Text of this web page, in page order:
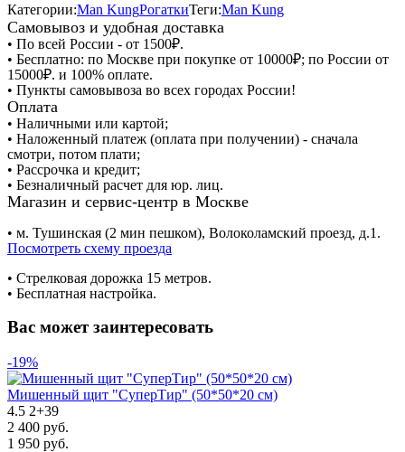
Категории:Man KungРогаткиТеги:Man Kung
Самовывоз и удобная доставка
• По всей России - от 1500₽.
• Бесплатно: по Москве при покупке от 10000₽; по России от
15000₽. и 100% оплате.
• Пункты самовывоза во всех городах России!
Оплата
• Наличными или картой;
• Наложенный платеж (оплата при получении) - сначала
смотри, потом плати;
• Рассрочка и кредит;
• Безналичный расчет для юр. лиц.
Магазин и сервис-центр в Москве
• м. Тушинская (2 мин пешком), Волоколамский проезд, д.1.
Посмотреть схему проезда
• Cтрелковая дорожка 15 метров.
• Бесплатная настройка.
Вас может заинтересовать
-19%
Мишенный щит "СуперТир" (50*50*20 см)
4.5 2+39
2 400 руб.
1 950 руб.